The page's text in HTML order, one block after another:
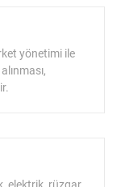
yönetimi ile
elektrik, rüzgar,
biokütle,